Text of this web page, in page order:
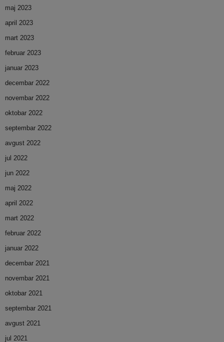
maj 2023
april 2023
mart 2023
februar 2023
januar 2023
decembar 2022
novembar 2022
oktobar 2022
septembar 2022
avgust 2022
jul 2022
jun 2022
maj 2022
april 2022
mart 2022
februar 2022
januar 2022
decembar 2021
novembar 2021
oktobar 2021
septembar 2021
avgust 2021
jul 2021